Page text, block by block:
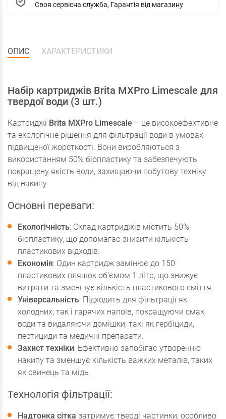
Своя сервісна служба, Гарантія від магазину
ОПИС ХАРАКТЕРИСТИКИ
Набір картриджів Brita MXPro Limescale для
твердої води (3 шт.)
Картриджі Brita MXPro Limescale – це високоефективне
та екологічне рішення для фільтрації води в умовах
підвищеної жорсткості. Вони виробляються з
використанням 50% біопластику та забезпечують
покращену якість води, захищаючи побутову техніку
від накипу.
Основні переваги:
Екологічність: Склад картриджів містить 50%
біопластику, що допомагає знизити кількість
пластикових відходів.
Економія: Один картридж замінює до 150
пластикових пляшок об'ємом 1 літр, що знижує
витрати та зменшує кількість пластикового сміття.
Універсальність: Підходить для фільтрації як
холодних, так і гарячих напоїв, покращуючи смак
води та видаляючи домішки, такі як гербіциди,
пестициди та медичні препарати.
Захист техніки: Ефективно запобігає утворенню
накипу та зменшує кількість важких металів, таких
як свинець та мідь.
Технологія фільтрації:
Надтонка сітка затримує тверді частинки, особливо